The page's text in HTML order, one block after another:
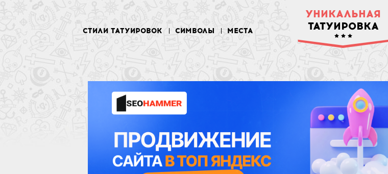
УНИКАЛЬНАЯ
ТАТУИРОВКА
СТИЛИ ТАТУИРОВОК СИМВОЛЫ МЕСТА